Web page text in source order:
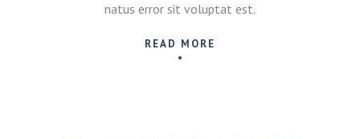
natus error sit voluptat est.
READ MORE